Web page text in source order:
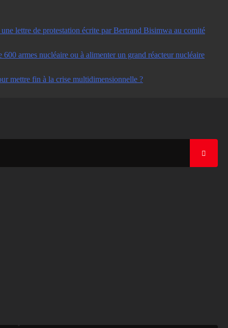
lettre de protestation écrite par Bertrand Bisimwa au comité
armes nucléaire ou à alimenter un grand réacteur nucléaire
mettre fin à la crise multidimensionnelle ?